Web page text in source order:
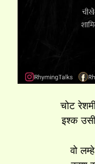
चोट
इश्क
वो